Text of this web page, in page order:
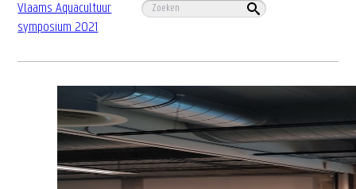
Vlaams Aquacultuur
symposium 2021